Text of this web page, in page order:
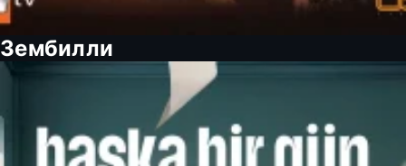
Зембилли